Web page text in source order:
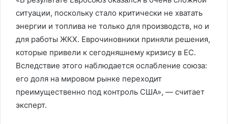
ситуации, поскольку стало критически не хватать
энергии и топлива не только для производств, но и
для работы ЖКХ. Еврочиновники приняли решения,
которые привели к сегодняшнему кризису в ЕС.
Вследствие этого наблюдается ослабление союза:
его доля на мировом рынке переходит
преимущественно под контроль США», — считает
эксперт.